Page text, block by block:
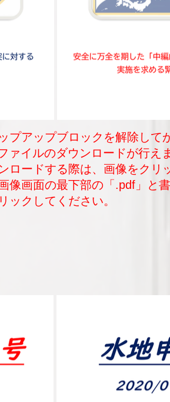
プアップブロックを解除して
ァイルのダウンロードが行え
ロードする際は、画像をクリ
像画面の最下部の「.pdf」と
ックしてください。